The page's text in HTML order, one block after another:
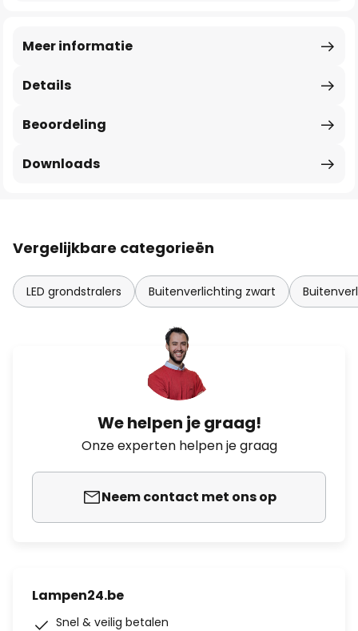
Details
Meer informatie
Beoordeling
Downloads
Vergelijkbare categorieën
LED grondstralers Buitenverlichting zwart
We helpen je graag!
Onze experten helpen je graag
Neem contact met ons op
Lampen24.be
Snel & veilig betalen